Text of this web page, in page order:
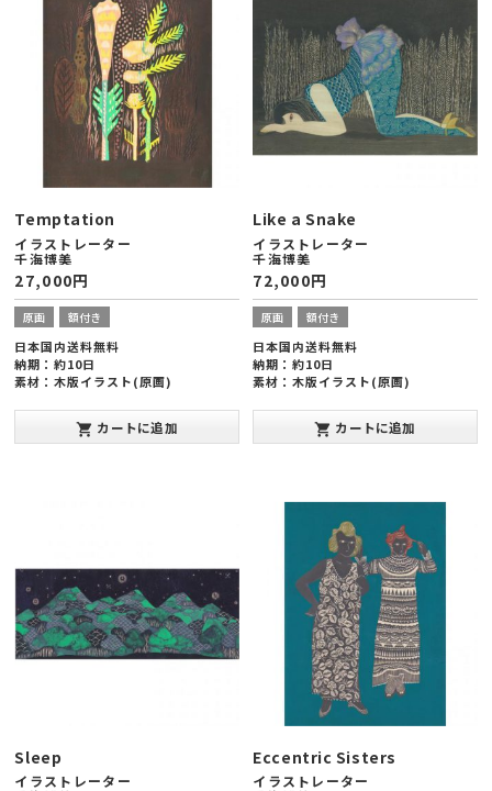
Temptation
イラストレーター
千海博美
27,000円
原画 額付き
日本国内送料無料
納期：約10日
素材：木版イラスト(原画)
み20mm(インチ版)
発表年：2013年10月
shopping_cart カートに追加
Like a Snake
イラストレーター
千海博美
72,000円
原画 額付き
日本国内送料無料
納期：約10日
素材：木版イラスト(原画)
み20mm(半切版)
発表年：2013年10月
shopping_cart カートに追加
Sleep
イラストレーター
Eccentric Sisters
イラストレーター